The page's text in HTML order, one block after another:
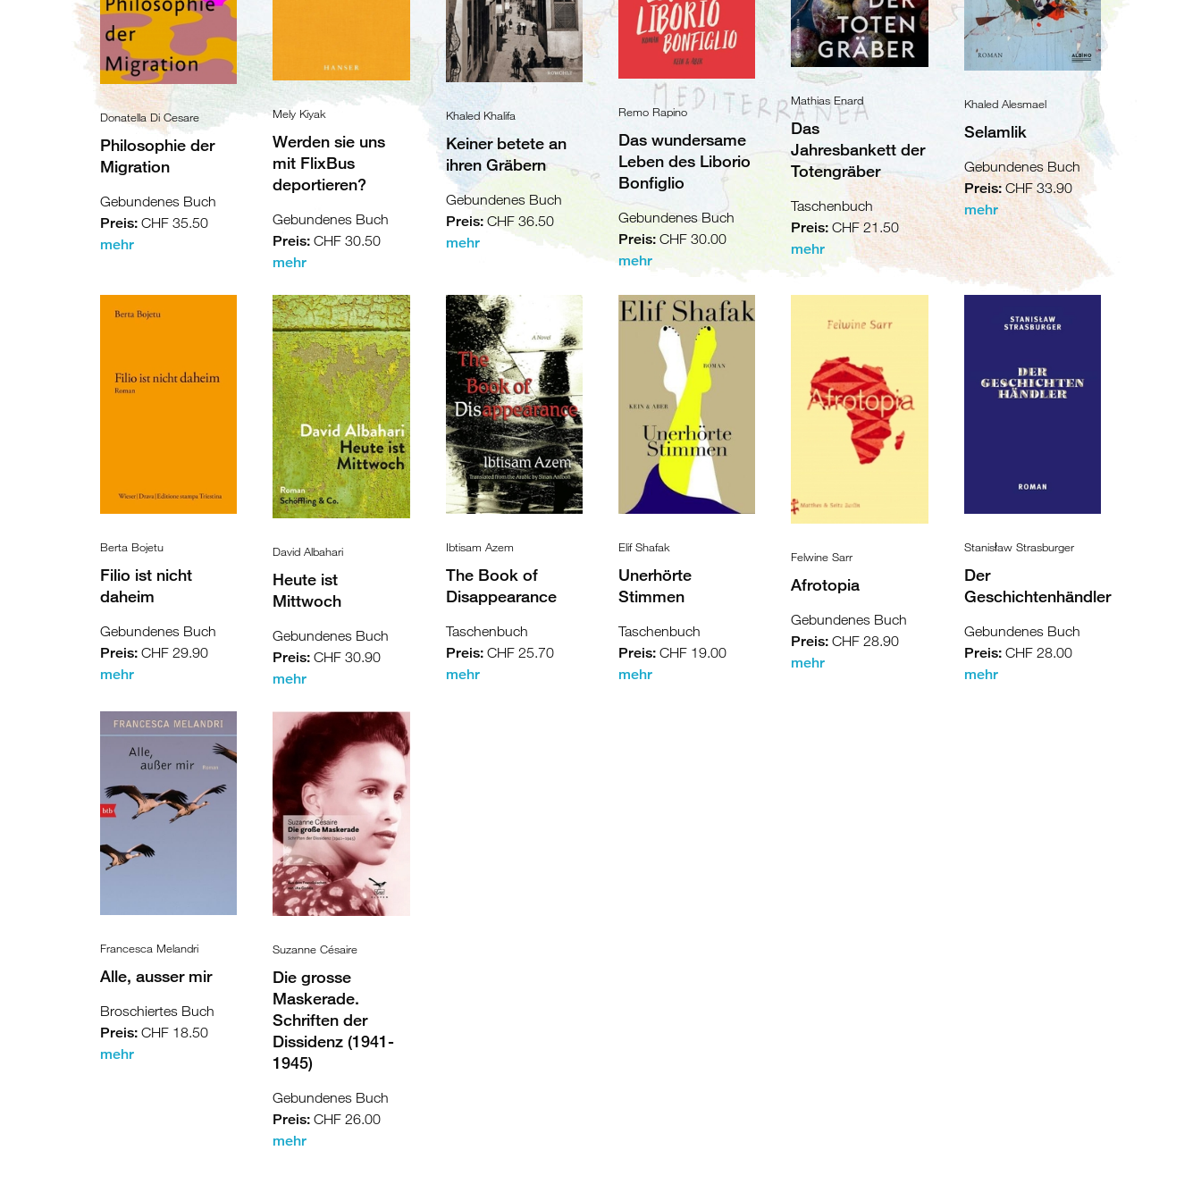
und
Migration
Libyen
Malta
Nördliche
Mittelmeerküste
Spanien
Frankreich
Balkan
und
Herzegowina
Kosovo
Serbien
Griechenland
Levante
Ägypten
Syrien
Libanon
Ägypten
Donatella Di Cesare
Philosophie der
Migration
Gebundenes Buch
Preis: CHF 35.50
mehr
Mely Kiyak
Werden sie uns
mit FlixBus
deportieren?
Gebundenes Buch
Preis: CHF 30.50
mehr
Khaled Khalifa
Keiner betete an
ihren Gräbern
Gebundenes Buch
Preis:CHF 36.50
mehr
Remo Rapino
Das wundersame
Leben des Liborio
Bonfiglio
Gebundenes Buch
Preis:CHF 30.00
mehr
Mathias Enard
Das
Jahresbankett der
Totengräber
Taschenbuch
Preis: CHF 21.50
mehr
Khaled Alesmael
Selamlik
Gebundenes Buch
Preis:CHF 33.90
mehr
Berta Bojetu
Filio ist nicht
daheim
Gebundenes Buch
Preis: CHF 29.90
mehr
David Albahari
Heute ist
Mittwoch
Gebundenes Buch
Preis: CHF 30.90
mehr
Ibtisam Azem
The Book of
Disappearance
Taschenbuch
Preis:CHF 25.70
mehr
Elif Shafak
Unerhörte
Stimmen
Taschenbuch
Preis:CHF 19.00
mehr
Felwine Sarr
Afrotopia
Gebundenes Buch
Preis: CHF 28.90
mehr
Stanisław Strasburger
Der
Geschichtenhändler
Gebundenes Buch
Preis:CHF 28.00
mehr
Francesca Melandri
Alle, ausser mir
Broschiertes Buch
Preis: CHF 18.50
mehr
Suzanne Césaire
Die grosse
Maskerade.
Schriften der
Dissidenz (1941-
1945)
Gebundenes Buch
Preis: CHF 26.00
mehr